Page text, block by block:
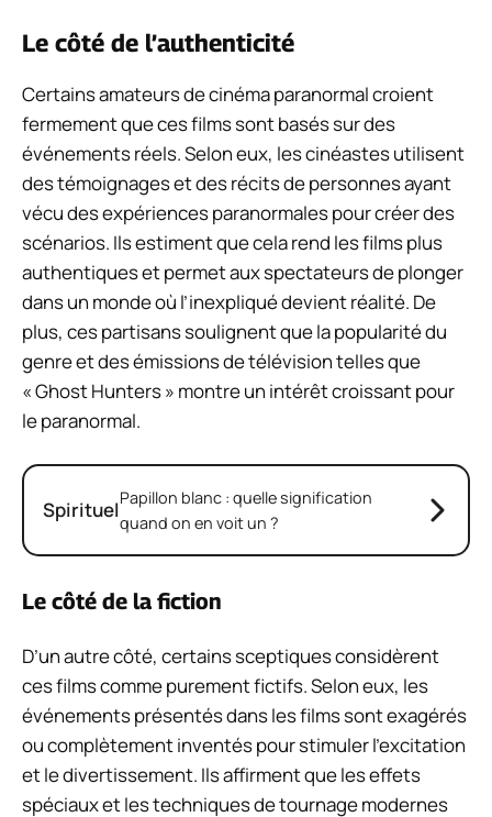
Le côté de l’authenticité
Certains amateurs de cinéma paranormal croient
fermement que ces films sont basés sur des
événements réels. Selon eux, les cinéastes utilisent
des témoignages et des récits de personnes ayant
vécu des expériences paranormales pour créer des
scénarios. Ils estiment que cela rend les films plus
authentiques et permet aux spectateurs de plonger
dans un monde où l’inexpliqué devient réalité. De
plus, ces partisans soulignent que la popularité du
genre et des émissions de télévision telles que
« Ghost Hunters » montre un intérêt croissant pour
le paranormal.
SpirituelPapillon blanc : quelle signification
quand on en voit un ?
Le côté de la fiction
D’un autre côté, certains sceptiques considèrent
ces films comme purement fictifs. Selon eux, les
événements présentés dans les films sont exagérés
ou complètement inventés pour stimuler l’excitation
et le divertissement. Ils affirment que les effets
spéciaux et les techniques de tournage modernes